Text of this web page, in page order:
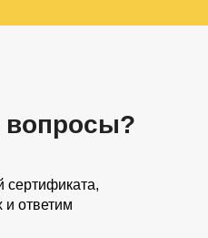
вопросы?
сертификата,
и ответим